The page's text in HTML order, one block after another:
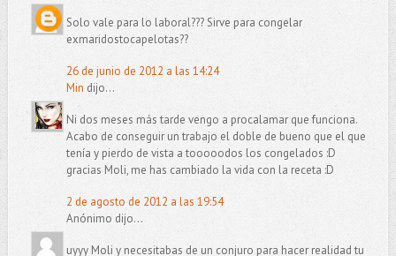
Solo vale para lo laboral??? Sirve para congelar
exmaridostocapelotas??
26 de junio de 2012 a las 14:24
Min dijo...
Ni dos meses más tarde vengo a procalamar que funciona.
Acabo de conseguir un trabajo el doble de bueno que el que
tenía y pierdo de vista a tooooodos los congelados :D
gracias Moli, me has cambiado la vida con la receta :D
2 de agosto de 2012 a las 19:54
Anónimo dijo...
uyyy Moli y necesitabas de un conjuro para hacer realidad tu